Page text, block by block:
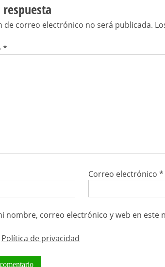
de correo electrónico no será publicada.
*
Correo electrónico*
nombre, correo electrónico y web en este
Política de privacidad